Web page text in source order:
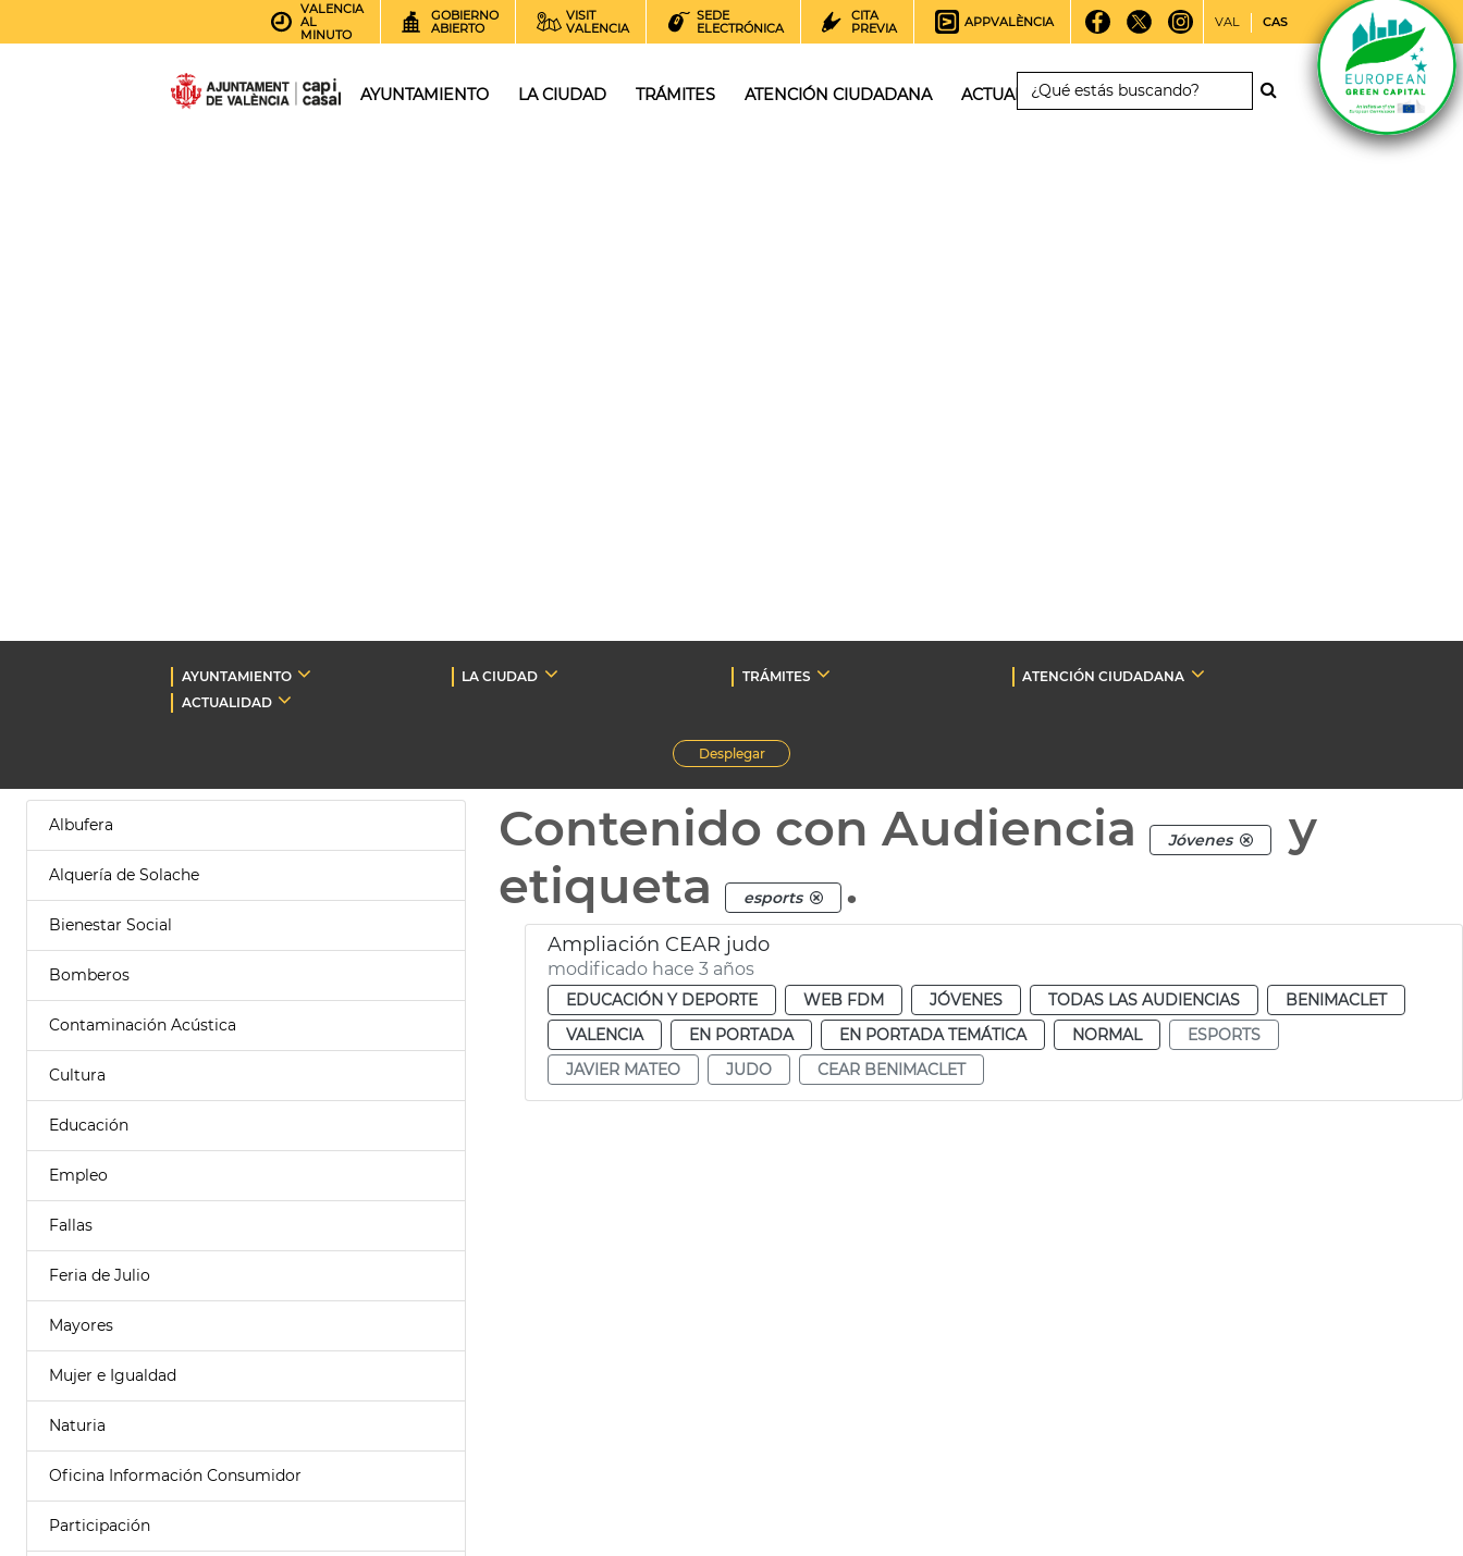
VALENCIA
AL
MINUTO
GOBIERNO
ABIERTO
VISIT
VALENCIA
SEDE
ELECTRÓNICA
CITA
PREVIA
APPVALÈNCIA VAL CAS
AYUNTAMIENTO LA CIUDAD TRÁMITES ATENCIÓN CIUDADANA ACTUALIDAD
AYUNTAMIENTO LA CIUDAD TRÁMITES
ATENCIÓN CIUDADANA
ACTUALIDAD
Desplegar
Albufera
Alquería de Solache
Bienestar Social
Bomberos
Contaminación Acústica
Cultura
Educación
Empleo
Fallas
Feria de Julio
Mayores
Mujer e Igualdad
Naturia
Oficina Información Consumidor
Participación
Contenido con Audiencia Jóvenes
y
etiqueta
esports .
Ampliación CEAR judo
modificado hace 3 años
EDUCACIÓN Y DEPORTE WEB FDM JÓVENES TODAS LAS AUDIENCIAS
BENIMACLET
VALENCIA
EN PORTADA EN PORTADA TEMÁTICA NORMAL
ESPORTS
JAVIER MATEO
JUDO CEAR BENIMACLET